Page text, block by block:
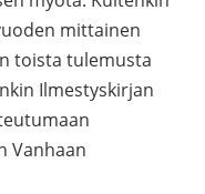
mittainen
toista tulemusta
Ilmestyskirjan
Vanhaan